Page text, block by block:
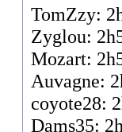
TomZzy:
Zyglou:
Mozart:
Auvagne:
coyote28:
Dams35: